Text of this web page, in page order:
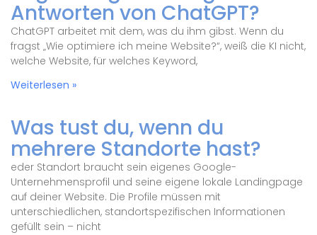
Antworten von ChatGPT?
ChatGPT arbeitet mit dem, was du ihm gibst. Wenn du
fragst „Wie optimiere ich meine Website?“, weiß die KI nicht,
welche Website, für welches Keyword,
Weiterlesen »
Was tust du, wenn du
mehrere Standorte hast?
eder Standort braucht sein eigenes Google-
Unternehmensprofil und seine eigene lokale Landingpage
auf deiner Website. Die Profile müssen mit
unterschiedlichen, standortspezifischen Informationen
gefüllt sein – nicht